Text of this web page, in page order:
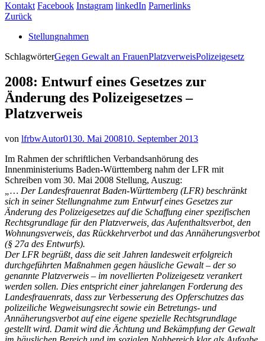
Kontakt Facebook Instagram linkedIn Parnerlinks
Zurück
Stellungnahmen
SchlagwörterGegen Gewalt an FrauenPlatzverweisPolizeigesetz
2008: Entwurf eines Gesetzes zur
Änderung des Polizeigesetzes –
Platzverweis
von lfrbwAutor0130. Mai 200810. September 2013
Im Rahmen der schriftlichen Verbandsanhörung des
Innenministeriums Baden-Württemberg nahm der LFR mit
Schreiben vom 30. Mai 2008 Stellung, Auszug:
„… Der Landesfrauenrat Baden-Württemberg (LFR) beschränkt
sich in seiner Stellungnahme zum Entwurf eines Gesetzes zur
Änderung des Polizeigesetzes auf die Schaffung einer spezifischen
Rechtsgrundlage für den Platzverweis, das Aufenthaltsverbot, den
Wohnungsverweis, das Rückkehrverbot und das Annäherungsverbot
(§ 27a des Entwurfs).
Der LFR begrüßt, dass die seit Jahren landesweit erfolgreich
durchgeführten Maßnahmen gegen häusliche Gewalt – der so
genannte Platzverweis – im novellierten Polizeigesetz verankert
werden sollen. Dies entspricht einer jahrelangen Forderung des
Landesfrauenrats, dass zur Verbesserung des Opferschutzes das
polizeiliche Wegweisungsrecht sowie ein Betretungs- und
Annäherungsverbot auf eine eigene spezielle Rechtsgrundlage
gestellt wird. Damit wird die Ächtung und Bekämpfung der Gewalt